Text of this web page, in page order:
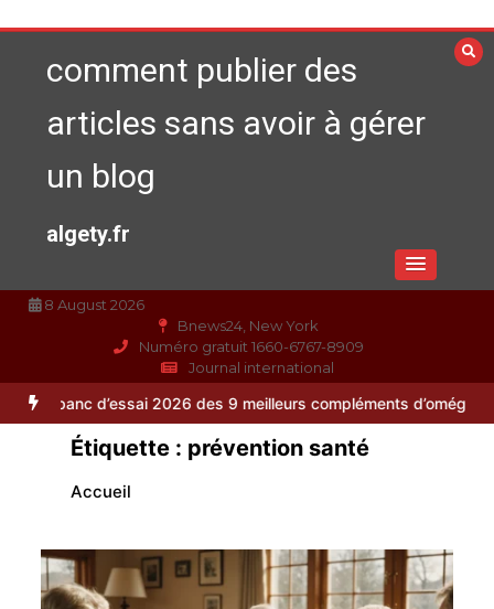
au
contenucomment publier des
articles sans avoir à gérer
un blog
algety.fr
8 August 2026
Bnews24, New York
Numéro gratuit 1660-6767-8909
Journal international
2026 des 9 meilleurs compléments d’oméga 3 Alimentation
Étiquette : prévention santé
Accueil